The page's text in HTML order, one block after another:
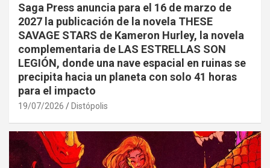
Saga Press anuncia para el 16 de marzo de
2027 la publicación de la novela THESE
SAVAGE STARS de Kameron Hurley, la novela
complementaria de LAS ESTRELLAS SON
LEGIÓN, donde una nave espacial en ruinas se
precipita hacia un planeta con solo 41 horas
para el impacto
19/07/2026 Distópolis